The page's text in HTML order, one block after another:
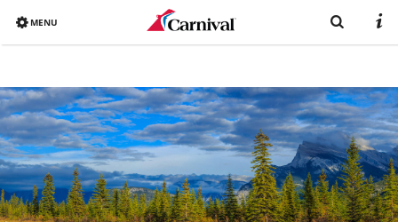
Overview
Bereits gebucht?
Reiseziele
Buchen
MENU